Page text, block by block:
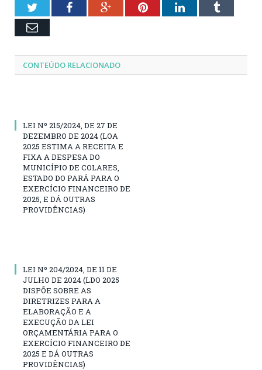
TwitterFacebookGoogle+PinterestLinkedInTumblr
Email
CONTEÚDO RELACIONADO
LEI Nº 215/2024, DE 27 DE
DEZEMBRO DE 2024 (LOA
2025 ESTIMA A RECEITA E
FIXA A DESPESA DO
MUNICÍPIO DE COLARES,
ESTADO DO PARÁ PARA O
EXERCÍCIO FINANCEIRO DE
2025, E DÁ OUTRAS
PROVIDÊNCIAS)
LEI Nº 204/2024, DE 11 DE
JULHO DE 2024 (LDO 2025
DISPÕE SOBRE AS
DIRETRIZES PARA A
ELABORAÇÃO E A
EXECUÇÃO DA LEI
ORÇAMENTÁRIA PARA O
EXERCÍCIO FINANCEIRO DE
2025 E DÁ OUTRAS
PROVIDÊNCIAS)